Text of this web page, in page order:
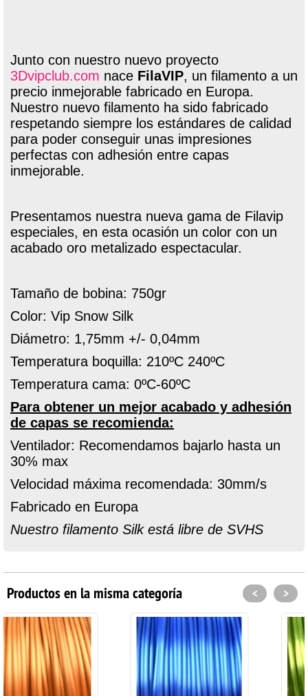
Junto con nuestro nuevo proyecto
3Dvipclub.com nace FilaVIP, un filamento a un
precio inmejorable fabricado en Europa.
Nuestro nuevo filamento ha sido fabricado
respetando siempre los estándares de calidad
para poder conseguir unas impresiones
perfectas con adhesión entre capas
inmejorable.
Presentamos nuestra nueva gama de Filavip
especiales, en esta ocasión un color con un
acabado oro metalizado espectacular.
Tamaño de bobina: 750gr
Color: Vip Snow Silk
Diámetro: 1,75mm +/- 0,04mm
Temperatura boquilla: 210ºC 240ºC
Temperatura cama: 0ºC-60ºC
Para obtener un mejor acabado y adhesión
de capas se recomienda:
Ventilador: Recomendamos bajarlo hasta un
30% max
Velocidad máxima recomendada: 30mm/s
Fabricado en Europa
Nuestro filamento Silk está libre de SVHS
Productos en la misma categoría < >